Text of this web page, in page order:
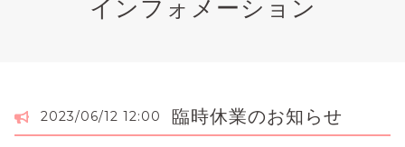
インフォメーション
2023/06/12 12:00 臨時休業のお知らせ